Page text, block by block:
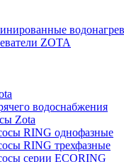
ZOTA
водоснабжения
Zota
RING однофазные
RING трехфазные
серии ECORING